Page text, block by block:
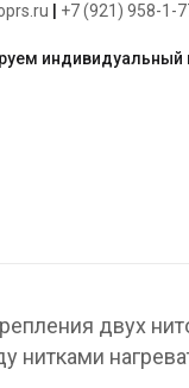
+7 (921) 958-1-
двух